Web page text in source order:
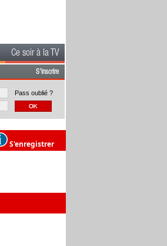
Ce soir à la TV
S'inscrire
Pass oublié ?
S'enregistrer